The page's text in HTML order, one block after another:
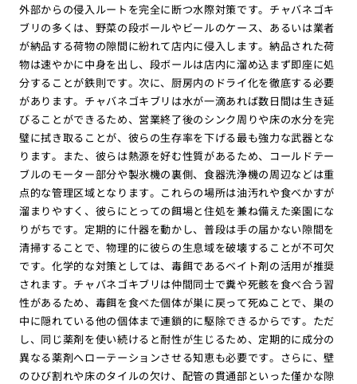
外部からの侵入ルートを完全に断つ水際対策です。チャバネゴキ
ブリの多くは、野菜の段ボールやビールのケース、あるいは業者
が納品する荷物の隙間に紛れて店内に侵入します。納品された荷
物は速やかに中身を出し、段ボールは店内に溜め込まず即座に処
分することが鉄則です。次に、厨房内のドライ化を徹底する必要
があります。チャバネゴキブリは水が一滴あれば数日間は生き延
びることができるため、営業終了後のシンク周りや床の水分を完
璧に拭き取ることが、彼らの生存率を下げる最も強力な武器とな
ります。また、彼らは熱源を好む性質があるため、コールドテー
ブルのモーター部分や製氷機の裏側、食器洗浄機の周辺などは重
点的な管理区域となります。これらの場所は油汚れや食べかすが
溜まりやすく、彼らにとっての餌場と住処を兼ね備えた楽園にな
りがちです。定期的に什器を動かし、普段は手の届かない隙間を
清掃することで、物理的に彼らの生息域を破壊することが不可欠
です。化学的な対策としては、毒餌であるベイト剤の活用が推奨
されます。チャバネゴキブリは仲間同士で糞や死骸を食べ合う習
性があるため、毒餌を食べた個体が巣に戻って死ぬことで、巣の
中に隠れている他の個体まで連鎖的に駆除できるからです。ただ
し、同じ薬剤を使い続けると耐性が生じるため、定期的に成分の
異なる薬剤へローテーションさせる知恵も必要です。さらに、壁
のひび割れや床のタイルの欠け、配管の貫通部といった僅かな隙